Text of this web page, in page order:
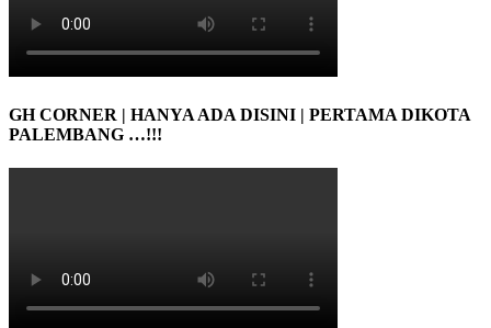
GH CORNER | HANYA ADA DISINI | PERTAMA DIKOTA
PALEMBANG …!!!